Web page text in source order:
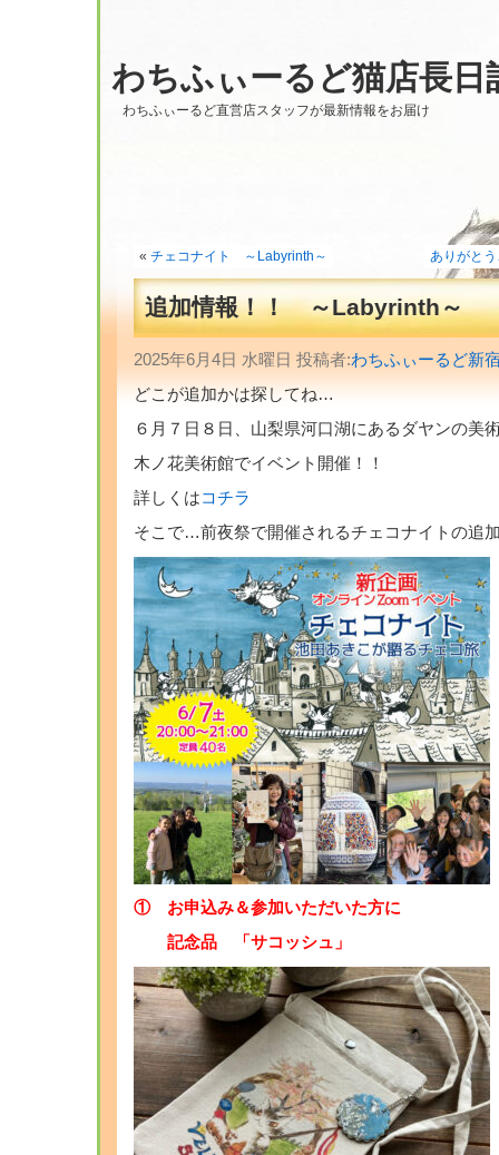
わちふぃーるど猫店長日
わちふぃーるど直営店スタッフが最新情報をお届け
« チェコナイト ～Labyrinth～ ありがと
追加情報！！ ～Labyrinth～
2025年6月4日 水曜日 投稿者:わちふぃーるど新
どこが追加かは探してね…
６月７日８日、山梨県河口湖にあるダヤンの美
木ノ花美術館でイベント開催！！
詳しくはコチラ
そこで…前夜祭で開催されるチェコナイトの追
① お申込み＆参加いただいた方に
記念品 「サコッシュ」